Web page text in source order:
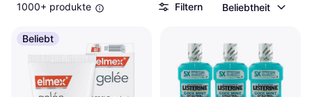
oder Bewertungen filtern, um deine Suche weiter einzugrenzen.
Lies die Nutzerbewertungen, um mehr über die Erfahrungen
anderer zu erfahren und die richtige Entscheidung zu treffen.
Beginne deine Suche nach der idealen Zahnpflege hier und
finde die Produkte, die deine tägliche Routine unterstützen.
Mehr über zahnpflege »
1000+ produkte Filtern Beliebtheit
Beliebt